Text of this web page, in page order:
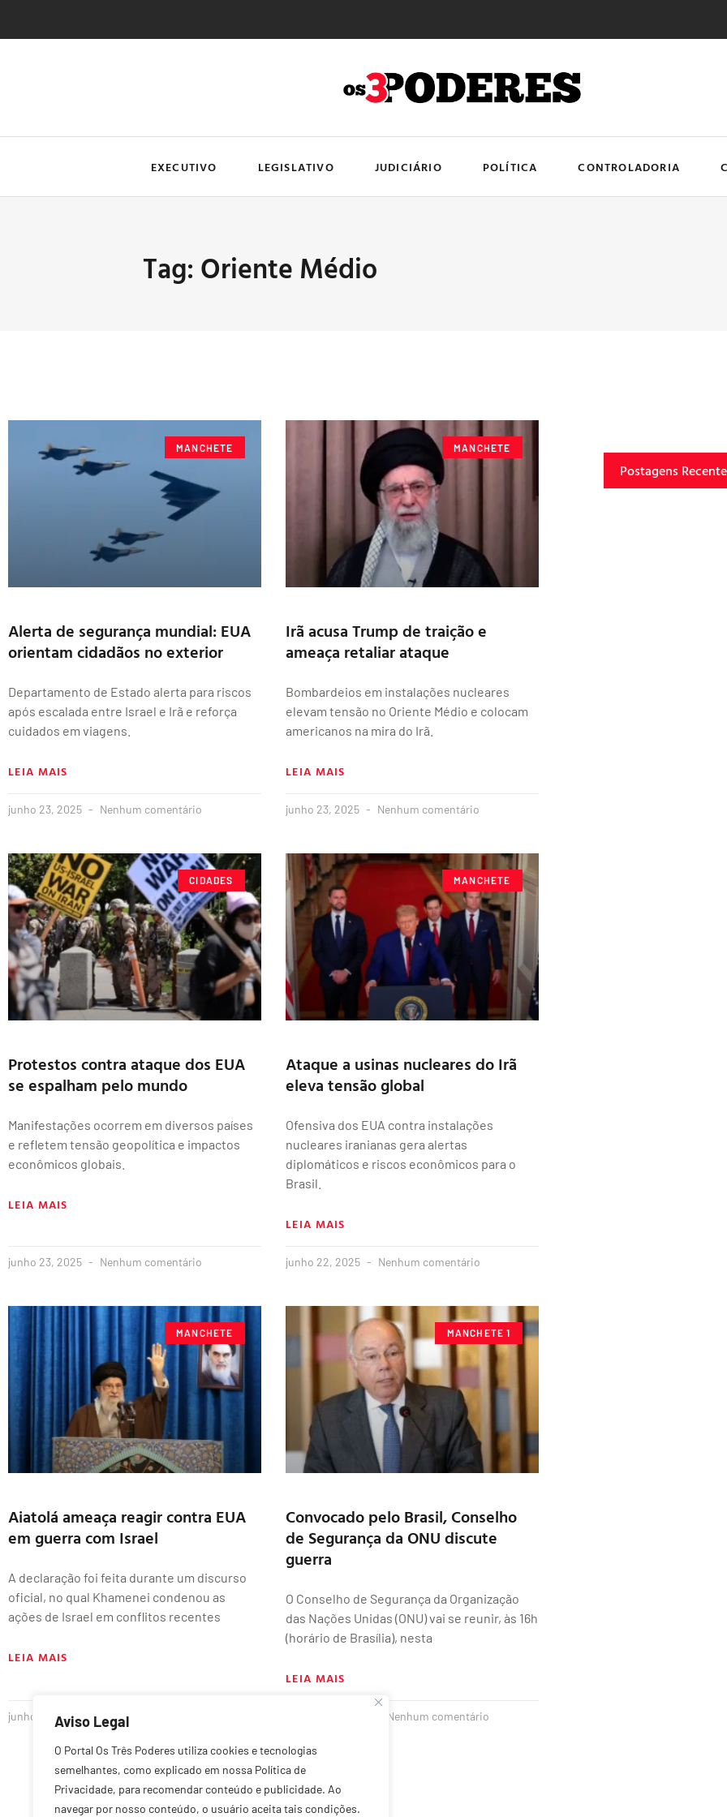
Aviso Legal
O Portal Os Três Poderes utiliza cookies e tecnologias
semelhantes, como explicado em nossa Política de
Privacidade, para recomendar conteúdo e publicidade. Ao
navegar por nosso conteúdo, o usuário aceita tais condições.
EXECUTIVO LEGISLATIVO JUDICIÁRIO POLÍTICA CONTROLADORIA
Tag: Oriente Médio
MANCHETE
Alerta de segurança mundial: EUA
orientam cidadãos no exterior
Departamento de Estado alerta para riscos
após escalada entre Israel e Irã e reforça
cuidados em viagens.
LEIA MAIS
junho 23, 2025 Nenhum comentário
MANCHETE
Irã acusa Trump de traição e
ameaça retaliar ataque
Bombardeios em instalações nucleares
elevam tensão no Oriente Médio e colocam
americanos na mira do Irã.
LEIA MAIS
junho 23, 2025 Nenhum comentário
CIDADES
Protestos contra ataque dos EUA
se espalham pelo mundo
Manifestações ocorrem em diversos países
e refletem tensão geopolítica e impactos
econômicos globais.
LEIA MAIS
junho 23, 2025 Nenhum comentário
MANCHETE
Ataque a usinas nucleares do Irã
eleva tensão global
Ofensiva dos EUA contra instalações
nucleares iranianas gera alertas
diplomáticos e riscos econômicos para o
Brasil.
LEIA MAIS
junho 22, 2025 Nenhum comentário
MANCHETE
Aiatolá ameaça reagir contra EUA
em guerra com Israel
A declaração foi feita durante um discurso
oficial, no qual Khamenei condenou as
ações de Israel em conflitos recentes
LEIA MAIS
junho 18, 2025 Nenhum comentário
MANCHETE 1
Convocado pelo Brasil, Conselho
de Segurança da ONU discute
guerra
O Conselho de Segurança da Organização
das Nações Unidas (ONU) vai se reunir, às 16h
(horário de Brasília), nesta
LEIA MAIS
Nenhum comentário
Postagens